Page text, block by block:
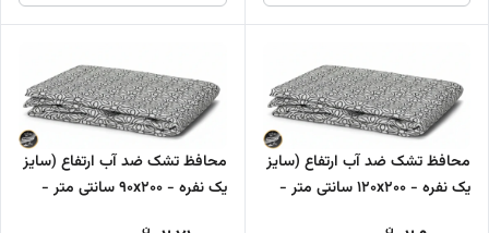
محافظ تشک ضد آب ارتفاع (سایز
یک نفره - ۱۲۰x۲۰۰ سانتی متر -
محافظ تشک ضد آب ارتفاع (سایز
یک نفره - ۹۰x۲۰۰ سانتی متر -